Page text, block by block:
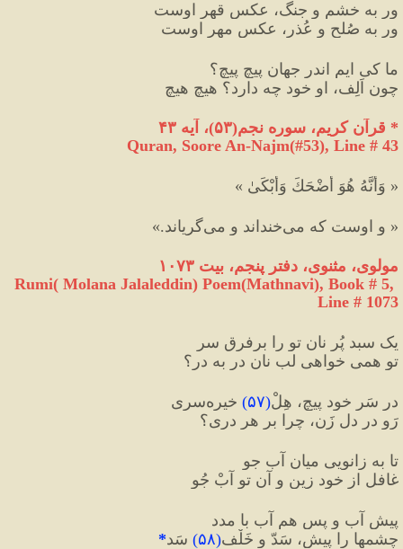
ور به خشم و جنگ، عکسِ قهرِ اوست
ور به صُلح و عُذر، عکسِ مهرِ اوست
ما کی ایم اندر جهانِ پیچ پیچ؟
چون اَلِف، او خود چه دارد؟ هیچ‌ هیچ‌
* قرآن کریم، سوره نجم(۵۳)، آیه ۴۳
Quran, Soore An-Najm(#53), Line # 43
« وَأَنَّهُ هُوَ أَضْحَكَ وَأَبْكَىٰ »
« و اوست كه مى‌خنداند و مى‌گرياند.»
مولوی، مثنوی، دفتر پنجم، بیت ۱۰۷۳
Rumi( Molana Jalaleddin) Poem(Mathnavi), Book # 5,
Line # 1073
یک سبد پُر نان تو را برفرقِ سر
تو همی خواهی لبِ نان در به در؟
در سَرِ خود پیچ، هِلْ(۵۷) خیره‌سری
رَو درِ دل زَن، چرا بر هر دری؟
تا به زانویی میانِ آب‌ جو
غافل از خود زین و آن تو آبْ جُو
پیش آب و پس هم آبِ با مدد
چشمها را پیش، سَدّ و خَلْف(۵۸) سَد*